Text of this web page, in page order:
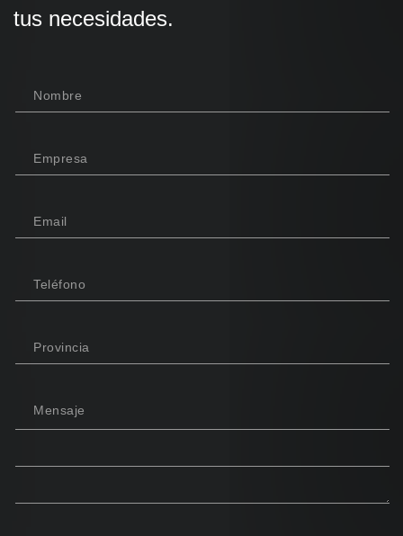
tus necesidades.
Nombre
Empresa
Email
Teléfono
Provincia
Mensaje